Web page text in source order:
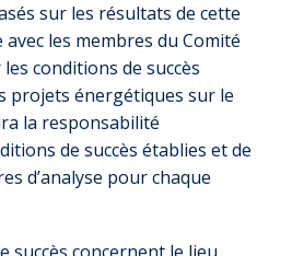
sur les résultats de cette
les membres du Comité
conditions de succès
projets énergétiques sur le
la responsabilité
de succès établies et de
d’analyse pour chaque